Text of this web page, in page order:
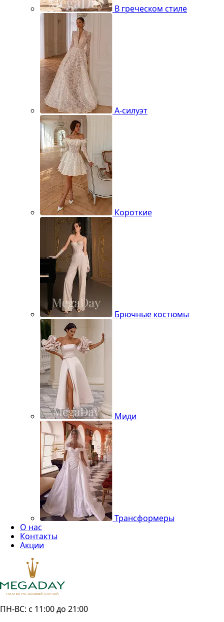
В греческом стиле
А-силуэт
Короткие
Брючные костюмы
Миди
Трансформеры
О нас
Контакты
Акции
ПН-ВС: с 11:00 до 21:00